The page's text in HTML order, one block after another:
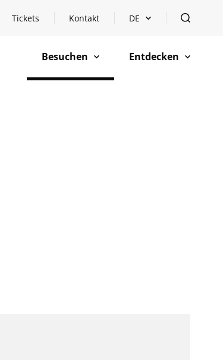
Tickets Kontakt Sprachauswahl öffnen
DE öffnen
Besuchen
öffnen Entdecken
öffnen